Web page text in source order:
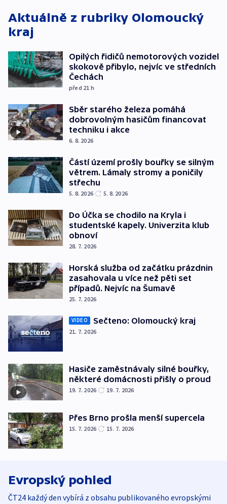
Aktuálně z rubriky Olomoucký
kraj
Opilých řidičů nemotorových vozidel
skokově přibylo, nejvíc ve středních
Čechách
před 21 h
Sběr starého železa pomáhá
dobrovolným hasičům financovat
techniku i akce
6. 8. 2026
Částí území prošly bouřky se silným
větrem. Lámaly stromy a poničily
střechu
5. 8. 2026 5. 8. 2026
Do Účka se chodilo na Kryla i
studentské kapely. Univerzita klub
obnoví
28. 7. 2026
Horská služba od začátku prázdnin
zasahovala u více než pěti set
případů. Nejvíc na Šumavě
25. 7. 2026
VIDEO Sečteno: Olomoucký kraj
21. 7. 2026
Hasiče zaměstnávaly silné bouřky,
některé domácnosti přišly o proud
19. 7. 2026 19. 7. 2026
Přes Brno prošla menší supercela
15. 7. 2026 15. 7. 2026
Evropský pohled
ČT24 každý den vybírá z obsahu publikovaného evropskými